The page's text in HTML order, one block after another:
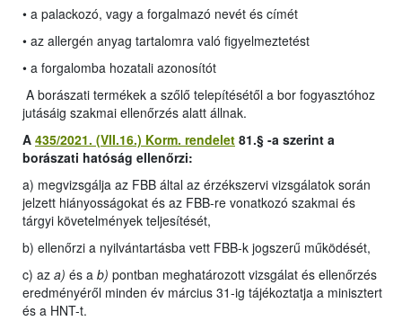
• a palackozó, vagy a forgalmazó nevét és címét
• az allergén anyag tartalomra való figyelmeztetést
• a forgalomba hozatali azonosítót
A borászati termékek a szőlő telepítésétől a bor fogyasztóhoz
jutásáig szakmai ellenőrzés alatt állnak.
A 435/2021. (VII.16.) Korm. rendelet 81.§ -a szerint a
borászati hatóság ellenőrzi:
a) megvizsgálja az FBB által az érzékszervi vizsgálatok során
jelzett hiányosságokat és az FBB-re vonatkozó szakmai és
tárgyi követelmények teljesítését,
b) ellenőrzi a nyilvántartásba vett FBB-k jogszerű működését,
c) az a) és a b) pontban meghatározott vizsgálat és ellenőrzés
eredményéről minden év március 31-ig tájékoztatja a minisztert
és a HNT-t.